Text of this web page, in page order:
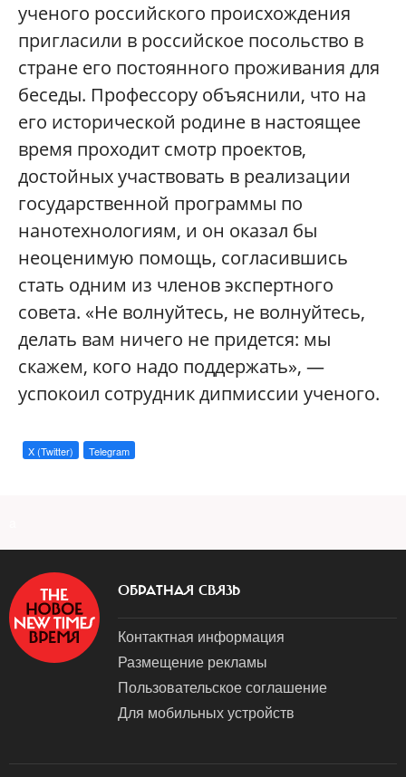
ученого российского происхождения
пригласили в российское посольство в
стране его постоянного проживания для
беседы. Профессору объяснили, что на
его исторической родине в настоящее
время проходит смотр проектов,
достойных участвовать в реализации
государственной программы по
нанотехнологиям, и он оказал бы
неоценимую помощь, согласившись
стать одним из членов экспертного
совета. «Не волнуйтесь, не волнуйтесь,
делать вам ничего не придется: мы
скажем, кого надо поддержать», —
успокоил сотрудник дипмиссии ученого.
X (Twitter) Telegram
ОБРАТНАЯ СВЯЗЬ
Контактная информация
Размещение рекламы
Пользовательское соглашение
Для мобильных устройств